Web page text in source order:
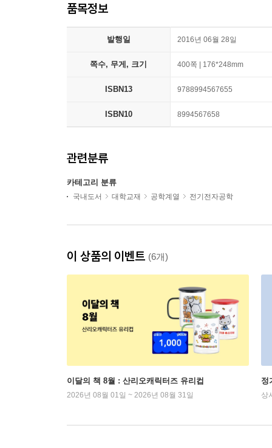
품목정보
발행일 2016년 06월 28일
쪽수, 무게, 크기 400쪽 | 176*248mm
ISBN13 9788994567655
ISBN10 8994567658
관련분류
카테고리 분류
국내도서 대학교재 공학계열 전기전자공학
이 상품의 이벤트 (6개)
이달의 책 8월 : 산리오캐릭터즈 유리컵
2026년 08월 01일 ~ 2026년 08월 31일
정
상